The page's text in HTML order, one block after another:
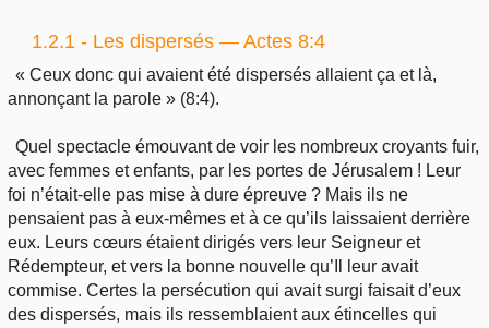
1.2.1 - Les dispersés — Actes 8:4
« Ceux donc qui avaient été dispersés allaient ça et là,
annonçant la parole » (8:4).
Quel spectacle émouvant de voir les nombreux croyants fuir,
avec femmes et enfants, par les portes de Jérusalem ! Leur
foi n’était-elle pas mise à dure épreuve ? Mais ils ne
pensaient pas à eux-mêmes et à ce qu’ils laissaient derrière
eux. Leurs cœurs étaient dirigés vers leur Seigneur et
Rédempteur, et vers la bonne nouvelle qu’Il leur avait
commise. Certes la persécution qui avait surgi faisait d’eux
des dispersés, mais ils ressemblaient aux étincelles qui